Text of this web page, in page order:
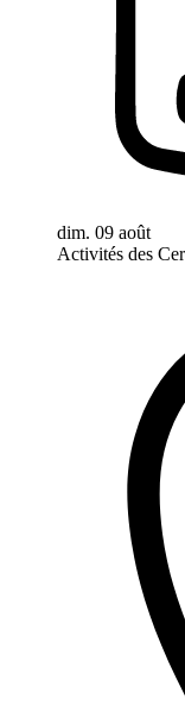
dim. 09 août
Activités des